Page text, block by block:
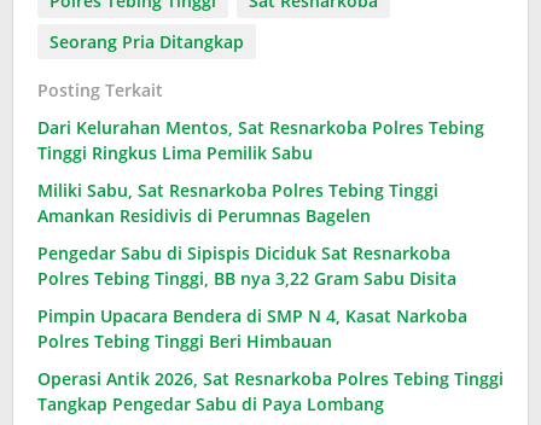
Seorang Pria Ditangkap
Posting Terkait
Dari Kelurahan Mentos, Sat Resnarkoba Polres Tebing
Tinggi Ringkus Lima Pemilik Sabu
​Miliki Sabu, Sat Resnarkoba Polres Tebing Tinggi
Amankan Residivis di Perumnas Bagelen
Pengedar Sabu di Sipispis Diciduk Sat Resnarkoba
Polres Tebing Tinggi, BB nya 3,22 Gram Sabu Disita
Pimpin Upacara Bendera di SMP N 4, Kasat Narkoba
Polres Tebing Tinggi Beri Himbauan
Operasi Antik 2026, Sat Resnarkoba Polres Tebing Tinggi
Tangkap Pengedar Sabu di Paya Lombang